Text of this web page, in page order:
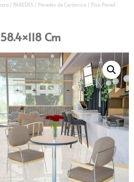
/ PAREDES / Paredes de Cerámica / Piso Pared
Cm